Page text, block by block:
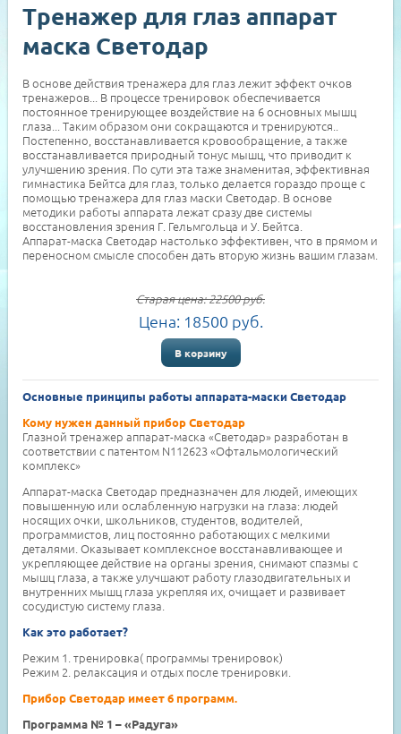
Тренажер для глаз аппарат
маска Светодар
В основе действия тренажера для глаз лежит эффект очков
тренажеров... В процессе тренировок обеспечивается
постоянное тренирующее воздействие на 6 основных мышц
глаза... Таким образом они сокращаются и тренируются..
Постепенно, восстанавливается кровообращение, а также
восстанавливается природный тонус мышц, что приводит к
улучшению зрения. По сути эта таже знаменитая, эффективная
гимнастика Бейтса для глаз, только делается гораздо проще с
помощью тренажера для глаз маски Светодар. В основе
методики работы аппарата лежат сразу две системы
восстановления зрения Г. Гельмгольца и У. Бейтса.
Аппарат-маска Светодар настолько эффективен, что в прямом и
переносном смысле способен дать вторую жизнь вашим глазам.
Старая цена:22500руб.
Цена: 18500 руб.
В корзину
Основные принципы работы аппарата-маски Светодар
Кому нужен данный прибор Светодар
Глазной тренажер аппарат-маска «Светодар» разработан в
соответствии с патентом N112623 «Офтальмологический
комплекс»
Аппарат-маска Светодар предназначен для людей, имеющих
повышенную или ослабленную нагрузки на глаза: людей
носящих очки, школьников, студентов, водителей,
программистов, лиц постоянно работающих с мелкими
деталями. Оказывает комплексное восстанавливающее и
укрепляющее действие на органы зрения, снимают спазмы с
мышц глаза, а также улучшают работу глазодвигательных и
внутренних мышц глаза укрепляя их, очищает и развивает
сосудистую систему глаза.
Как это работает?
Режим 1. тренировка( программы тренировок)
Режим 2. релаксация и отдых после тренировки.
Прибор Светодар имеет 6 программ.
Программа № 1 – «Радуга»